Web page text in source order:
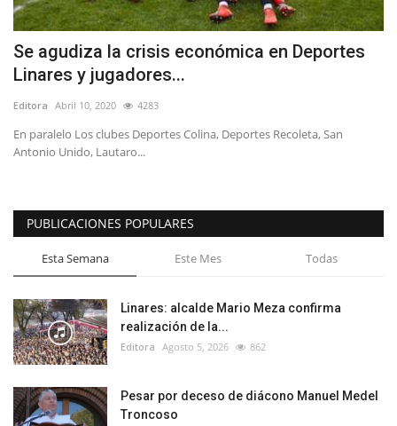
Política
Espectáculos
Se agudiza la crisis económica en Deportes
Linares y jugadores...
Editora Abril 10, 2020 4283
En paralelo Los clubes Deportes Colina, Deportes Recoleta, San
Antonio Unido, Lautaro...
PUBLICACIONES POPULARES
Esta Semana Este Mes Todas
Linares: alcalde Mario Meza confirma
realización de la...
Editora Agosto 5, 2026 862
Pesar por deceso de diácono Manuel Medel
Troncoso